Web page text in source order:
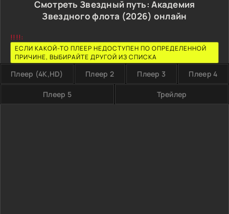
Смотреть Звездный путь: Академия
Звездного флота (2026) онлайн
!!!!:
ЕСЛИ КАКОЙ-ТО ПЛЕЕР НЕДОСТУПЕН ПО ОПРЕДЕЛЕННОЙ
ПРИЧИНЕ, ВЫБИРАЙТЕ ДРУГОЙ ИЗ СПИСКА
Плеер (4K,HD) Плеер 2 Плеер 3 Плеер 4
Плеер 5 Трейлер